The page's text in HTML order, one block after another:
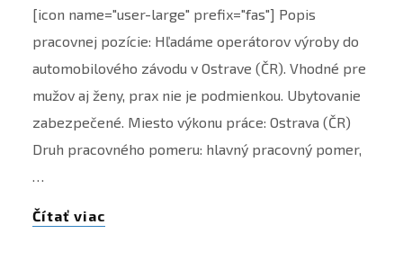
[icon name="user-large" prefix="fas"] Popis
pracovnej pozície: Hľadáme operátorov výroby do
automobilového závodu v Ostrave (ČR). Vhodné pre
mužov aj ženy, prax nie je podmienkou. Ubytovanie
zabezpečené. Miesto výkonu práce: Ostrava (ČR)
Druh pracovného pomeru: hlavný pracovný pomer,
…
Čítať viac